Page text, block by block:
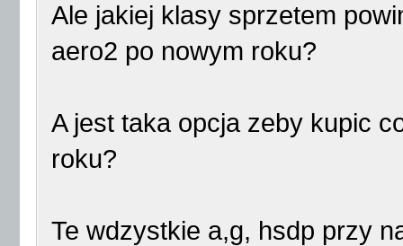
Ale jakiej klasy sprzetem
aero2 po nowym roku?
A jest taka opcja zeby kupic
roku?
Te wdzystkie a,g, hsdp przy